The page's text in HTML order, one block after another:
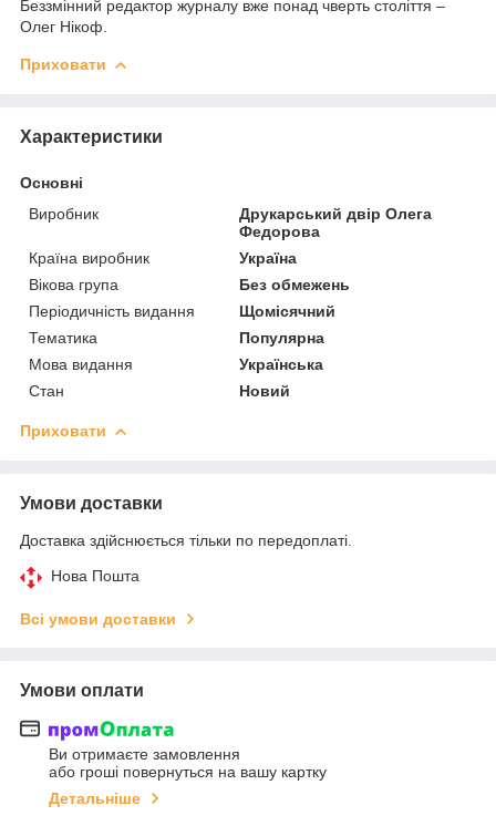
Беззмінний редактор журналу вже понад чверть століття –
Олег Нікоф.
Приховати
Характеристики
Основні
Виробник
Друкарський двір Олега
Федорова
Країна виробник
Україна
Вікова група
Без обмежень
Періодичність видання
Щомісячний
Тематика
Популярна
Мова видання
Українська
Стан
Новий
Приховати
Умови доставки
Доставка здійснюється тільки по передоплаті.
Нова Пошта
Всі умови доставки
Умови оплати
Ви отримаєте замовлення
або гроші повернуться на вашу картку
Детальніше